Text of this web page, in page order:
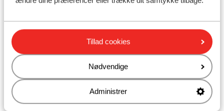
Tillad cookies
Nødvendige
Administrer
Hotel Korumar Ephesus Beach & Spa
Hotel Sealight Resort
Hotel Korumar De Luxe